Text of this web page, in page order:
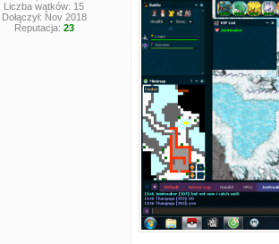
Liczba wątków: 15
Dołączył: Nov 2018
Reputacja: 23